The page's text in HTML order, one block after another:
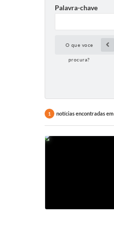
Palavra-chave
O que voce
procura?
1 notícias encontradas em